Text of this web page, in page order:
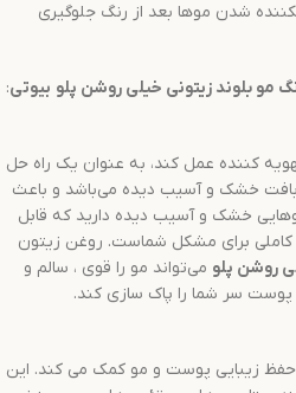
شدن موها بعد از رنگ جلوگیری
مو بلوند زیتونی خیلی روشن پلو بیوتی:
کننده عمل کند، به عنوان یک راه حل
خشک و آسیب دیده می‌باشد و باعث
خشک و آسیب دیده دارید که قابل
برای مشکل شماست. روغن زیتون
روشن پلو می‌تواند مو را قوی ، سالم و
پوست سر شما را پاک سازی کند.
زیبایی پوست و مو کمک می کند. این